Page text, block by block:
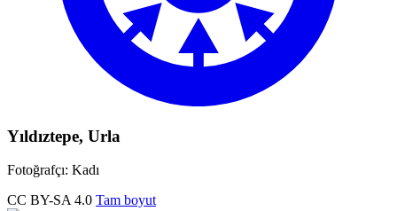
Yıldıztepe, Urla
Fotoğrafçı: Kadı
CC BY-SA 4.0 Tam boyut